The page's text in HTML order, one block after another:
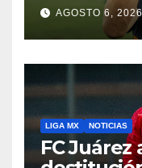
AGOSTO 6,
LIGA MX NOTICIAS
FC Juárez